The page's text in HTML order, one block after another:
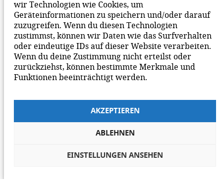
wir Technologien wie Cookies, um
Geräteinformationen zu speichern und/oder darauf
zuzugreifen. Wenn du diesen Technologien
zustimmst, können wir Daten wie das Surfverhalten
oder eindeutige IDs auf dieser Website verarbeiten.
Wenn du deine Zustimmung nicht erteilst oder
zurückziehst, können bestimmte Merkmale und
Funktionen beeinträchtigt werden.
AKZEPTIEREN
ABLEHNEN
EINSTELLUNGEN ANSEHEN